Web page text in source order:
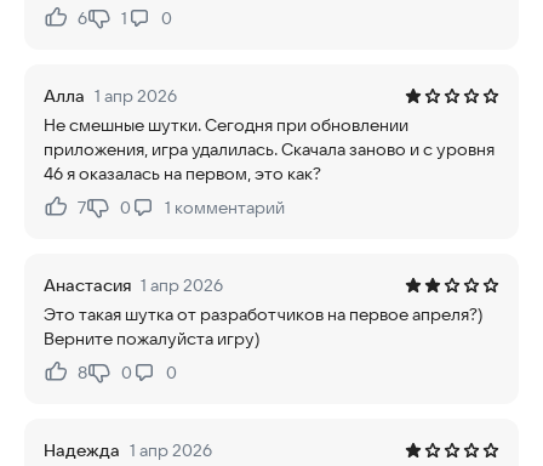
Нравится:
6Не нравится:
1 0
Алла 1 апр 2026
Не смешные шутки. Сегодня при обновлении
приложения, игра удалилась. Скачала заново и с уровня
46 я оказалась на первом, это как?
Нравится:
7Не нравится:
0 1 комментарий
Анастасия 1 апр 2026
Это такая шутка от разработчиков на первое апреля?)
Верните пожалуйста игру)
Нравится:
8Не нравится:
0 0
Надежда 1 апр 2026